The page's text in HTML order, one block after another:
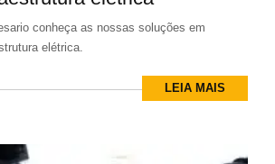
conheça as nossas soluções em
elétrica.
LEIA MAIS